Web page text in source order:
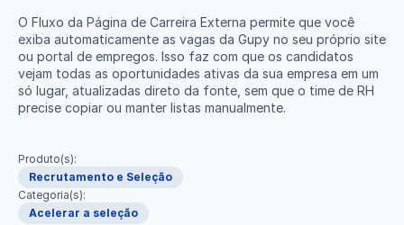
O Fluxo da Página de Carreira Externa permite que você
exiba automaticamente as vagas da Gupy no seu próprio site
ou portal de empregos. Isso faz com que os candidatos
vejam todas as oportunidades ativas da sua empresa em um
só lugar, atualizadas direto da fonte, sem que o time de RH
precise copiar ou manter listas manualmente.
Produto(s):
Recrutamento e Seleção
Categoria(s):
Acelerar a seleção